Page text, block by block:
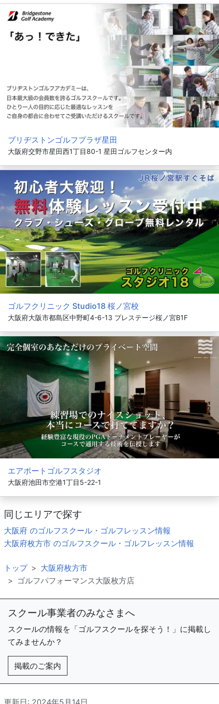
ブリヂストンゴルフプラザ星田
大阪府交野市星田西1丁目80-1 星田ゴルフセンター内
ゴルフクリニック Studio18 桜ノ宮校
大阪府大阪市都島区中野町4-6-13 プレステージ桜ノ宮B1F
エアポートゴルフスタジオ
大阪府池田市空港1丁目5-22-1
同じエリアで探す
大阪府 のゴルフスクール・ゴルフレッスン情報
大阪府枚方市 のゴルフスクール・ゴルフレッスン情報
トップ
大阪府枚方市
ゴルフパフォーマンス大阪枚方店
スクール事業者のみなさまへ
スクールの情報を「ゴルフスクールを探そう！」に掲載し
てみませんか？
掲載のご案内